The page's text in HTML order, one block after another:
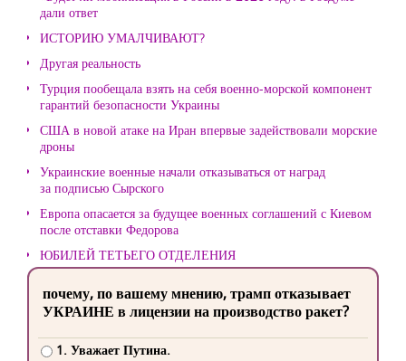
дали ответ
ИСТОРИЮ УМАЛЧИВАЮТ?
Другая реальность
Турция пообещала взять на себя военно-морской компонент
гарантий безопасности Украины
США в новой атаке на Иран впервые задействовали морские
дроны
Украинские военные начали отказываться от наград
за подписью Сырского
Европа опасается за будущее военных соглашений с Киевом
после отставки Федорова
ЮБИЛЕЙ ТЕТЬЕГО ОТДЕЛЕНИЯ
почему, по вашему мнению, трамп отказывает
УКРАИНЕ в лицензии на производство ракет?
1. Уважает Путина.